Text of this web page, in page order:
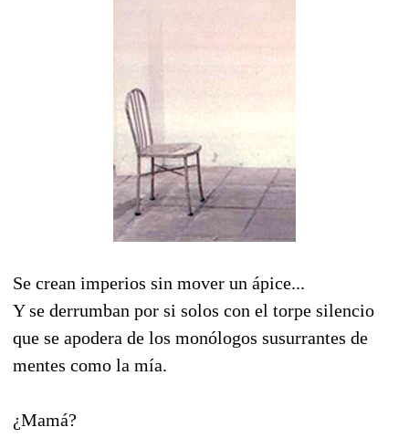
Se crean imperios sin mover un ápice...
Y se derrumban por si solos con el torpe silencio
que se apodera de los monólogos susurrantes de
mentes como la mía.
¿Mamá?